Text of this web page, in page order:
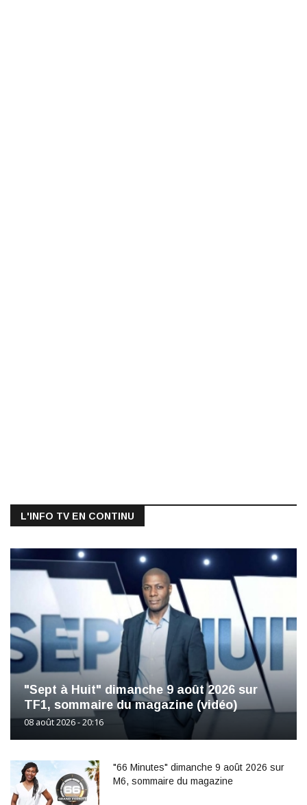
L'INFO TV EN CONTINU
"Sept à Huit" dimanche 9 août 2026 sur
TF1, sommaire du magazine (vidéo)
08 août 2026 - 20:16
"66 Minutes" dimanche 9 août 2026 sur
M6, sommaire du magazine